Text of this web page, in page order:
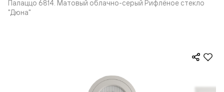
Палаццо 6814. Матовый облачно-серый Рифлёное стекло
"Дюна"